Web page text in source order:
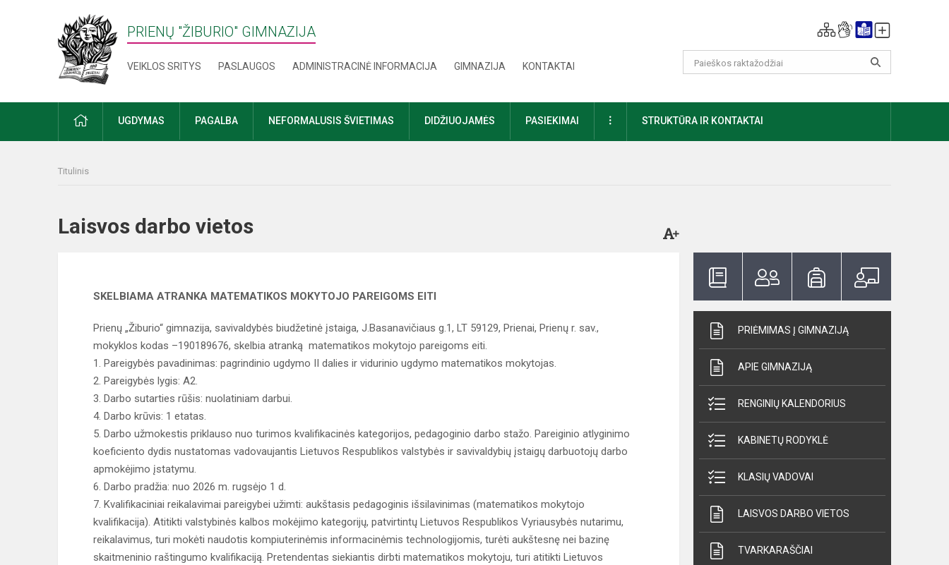
PRIENŲ "ŽIBURIO" GIMNAZIJA
VEIKLOS SRITYS PASLAUGOS ADMINISTRACINĖ INFORMACIJA GIMNAZIJA KONTAKTAI
PRADŽIAUGDYMAS PAGALBA NEFORMALUSIS ŠVIETIMAS DIDŽIUOJAMĖS PASIEKIMAI DAUGIAUSTRUKTŪRA IR KONTAKTAI
Titulinis
Laisvos darbo vietos
SKELBIAMA ATRANKA MATEMATIKOS MOKYTOJO PAREIGOMS EITI
Prienų „Žiburio“ gimnazija, savivaldybės biudžetinė įstaiga, J.Basanavičiaus g.1, LT 59129, Prienai, Prienų r. sav.,
mokyklos kodas –190189676, skelbia atranką matematikos mokytojo pareigoms eiti.
1. Pareigybės pavadinimas: pagrindinio ugdymo II dalies ir vidurinio ugdymo matematikos mokytojas.
2. Pareigybės lygis: A2.
3. Darbo sutarties rūšis: nuolatiniam darbui.
4. Darbo krūvis: 1 etatas.
5. Darbo užmokestis priklauso nuo turimos kvalifikacinės kategorijos, pedagoginio darbo stažo. Pareiginio atlyginimo
koeficiento dydis nustatomas vadovaujantis Lietuvos Respublikos valstybės ir savivaldybių įstaigų darbuotojų darbo
apmokėjimo įstatymu.
6. Darbo pradžia: nuo 2026 m. rugsėjo 1 d.
7. Kvalifikaciniai reikalavimai pareigybei užimti: aukštasis pedagoginis išsilavinimas (matematikos mokytojo
kvalifikacija). Atitikti valstybinės kalbos mokėjimo kategorijų, patvirtintų Lietuvos Respublikos Vyriausybės nutarimu,
reikalavimus, turi mokėti naudotis kompiuterinėmis informacinėmis technologijomis, turėti aukštesnę nei bazinę
skaitmeninio raštingumo kvalifikaciją. Pretendentas siekiantis dirbti matematikos mokytoju, turi atitikti Lietuvos
PRIĖMIMAS Į GIMNAZIJĄ
APIE GIMNAZIJĄ
RENGINIŲ KALENDORIUS
KABINETŲ RODYKLĖ
KLASIŲ VADOVAI
LAISVOS DARBO VIETOS
TVARKARAŠČIAI